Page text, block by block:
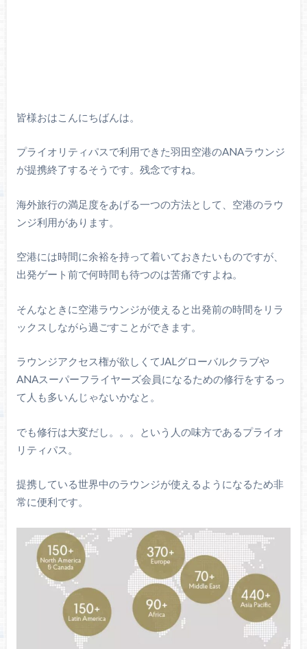
皆様おはこんにちばんは。
プライオリティパスで利用できた羽田空港のANAラウンジ
が提携終了するそうです。残念ですね。
海外旅行の満足度をあげる一つの方法として、空港のラウ
ンジ利用があります。
空港には時間に余裕を持って着いておきたいものですが、
出発ゲート前で何時間も待つのは苦痛ですよね。
そんなときに空港ラウンジが使えると出発前の時間をリラ
ックスしながら過ごすことができます。
ラウンジアクセス権が欲しくてJALグローバルクラブや
ANAスーパーフライヤーズ会員になるための修行をするっ
て人も多いんじゃないかなと。
でも修行は大変だし。。。という人の味方であるプライオ
リティパス。
提携している世界中のラウンジが使えるようになるため非
常に便利です。